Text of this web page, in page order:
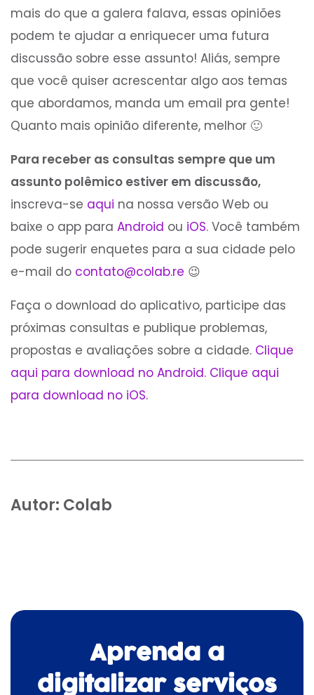
mais do que a galera falava, essas opiniões
podem te ajudar a enriquecer uma futura
discussão sobre esse assunto! Aliás, sempre
que você quiser acrescentar algo aos temas
que abordamos, manda um email pra gente!
Quanto mais opinião diferente, melhor 🙂
Para receber as consultas sempre que um
assunto polêmico estiver em discussão,
inscreva-se aqui na nossa versão Web ou
baixe o app para Android ou iOS. Você também
pode sugerir enquetes para a sua cidade pelo
e-mail do contato@colab.re 😉
Faça o download do aplicativo, participe das
próximas consultas e publique problemas,
propostas e avaliações sobre a cidade. Clique
aqui para download no Android. Clique aqui
para download no iOS.
Autor: Colab
Aprenda a
digitalizar serviços